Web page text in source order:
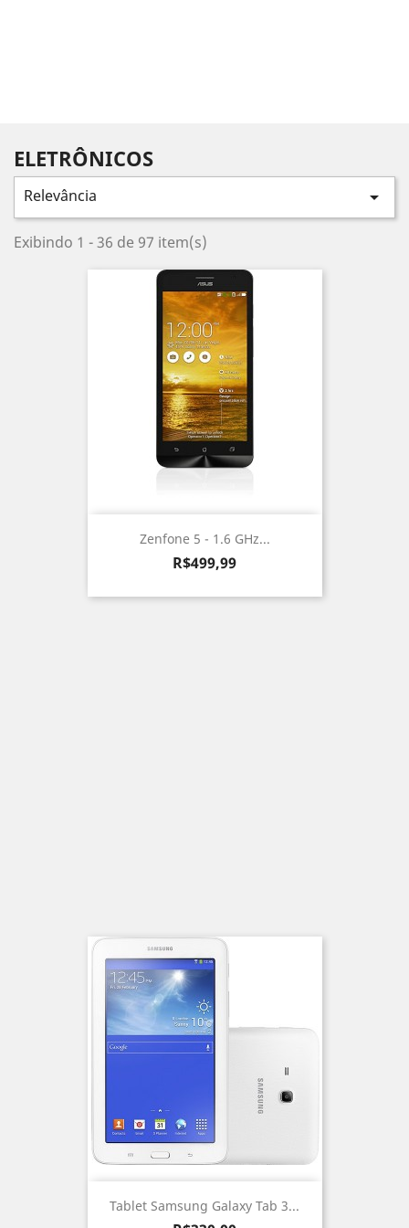
ELETRÔNICOS
Relevância 
Exibindo 1 - 36 de 97 item(s)
Zenfone 5 - 1.6 GHz...
Preço
R$499,99
Tablet Samsung Galaxy Tab 3...